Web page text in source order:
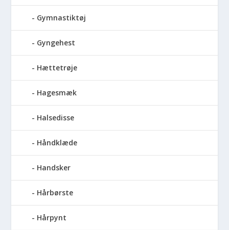
Gymnastiktøj
Gyngehest
Hættetrøje
Hagesmæk
Halsedisse
Håndklæde
Handsker
Hårbørste
Hårpynt